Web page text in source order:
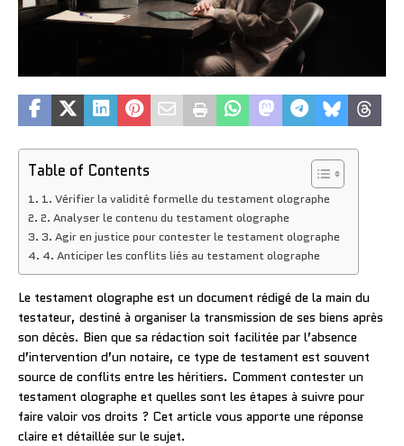
Table of Contents
1. Vérifier la validité formelle du testament olographe
2. Analyser le contenu du testament olographe
3. Agir en justice pour contester le testament olographe
4. Anticiper les conflits liés au testament olographe
Le testament olographe est un document rédigé de la main du
testateur, destiné à organiser la transmission de ses biens après
son décès. Bien que sa rédaction soit facilitée par l’absence
d’intervention d’un notaire, ce type de testament est souvent
source de conflits entre les héritiers. Comment contester un
testament olographe et quelles sont les étapes à suivre pour
faire valoir vos droits ? Cet article vous apporte une réponse
claire et détaillée sur le sujet.